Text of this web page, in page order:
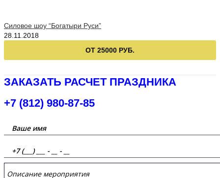
Силовое шоу “Богатыри Руси”
28.11.2018
ОТ 25000 РУБ.
ЗАКАЗАТЬ РАСЧЕТ ПРАЗДНИКА
+7 (812) 980-87-85